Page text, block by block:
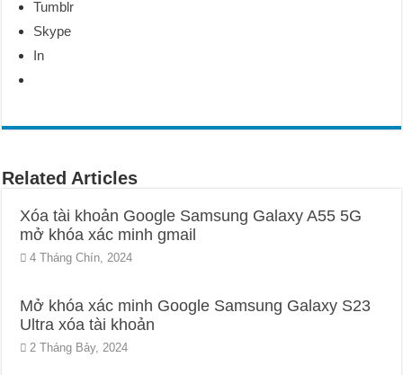
Tumblr
Skype
In
Related Articles
Xóa tài khoản Google Samsung Galaxy A55 5G
mở khóa xác minh gmail
4 Tháng Chín, 2024
Mở khóa xác minh Google Samsung Galaxy S23
Ultra xóa tài khoản
2 Tháng Bảy, 2024